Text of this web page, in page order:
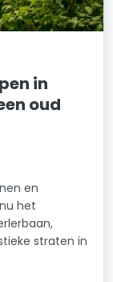
in
oud
en
het
straten in